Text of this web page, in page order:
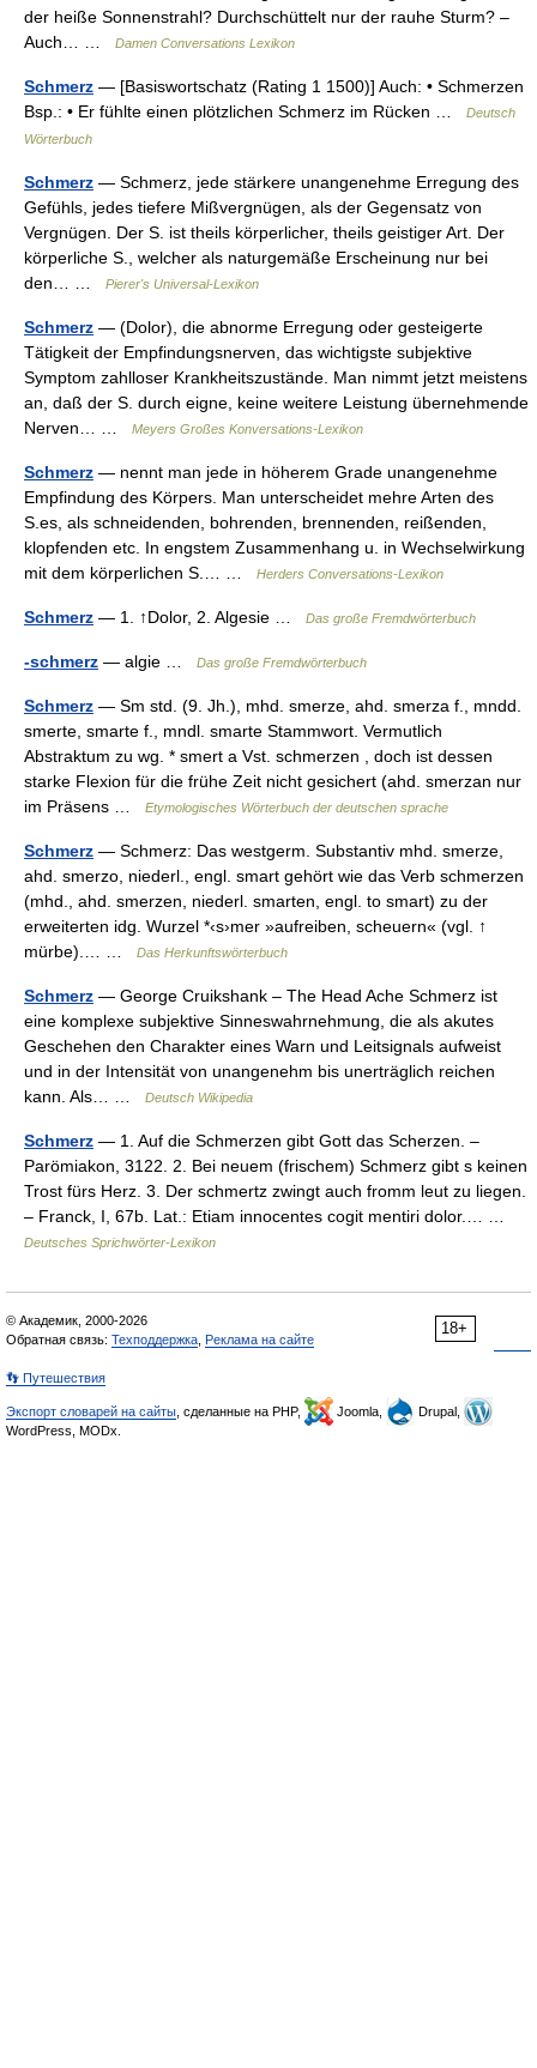
der heiße Sonnenstrahl? Durchschüttelt nur der rauhe Sturm? –
Auch… …
Damen Conversations Lexikon
Schmerz — [Basiswortschatz (Rating 1 1500)] Auch: • Schmerzen
Bsp.: • Er fühlte einen plötzlichen Schmerz im Rücken …
Deutsch
Wörterbuch
Schmerz — Schmerz, jede stärkere unangenehme Erregung des
Gefühls, jedes tiefere Mißvergnügen, als der Gegensatz von
Vergnügen. Der S. ist theils körperlicher, theils geistiger Art. Der
körperliche S., welcher als naturgemäße Erscheinung nur bei
den… …
Pierer's Universal-Lexikon
Schmerz — (Dolor), die abnorme Erregung oder gesteigerte
Tätigkeit der Empfindungsnerven, das wichtigste subjektive
Symptom zahlloser Krankheitszustände. Man nimmt jetzt meistens
an, daß der S. durch eigne, keine weitere Leistung übernehmende
Nerven… …
Meyers Großes Konversations-Lexikon
Schmerz — nennt man jede in höherem Grade unangenehme
Empfindung des Körpers. Man unterscheidet mehre Arten des
S.es, als schneidenden, bohrenden, brennenden, reißenden,
klopfenden etc. In engstem Zusammenhang u. in Wechselwirkung
mit dem körperlichen S.… …
Herders Conversations-Lexikon
Schmerz — 1. ↑Dolor, 2. Algesie … Das große Fremdwörterbuch
-schmerz — algie … Das große Fremdwörterbuch
Schmerz — Sm std. (9. Jh.), mhd. smerze, ahd. smerza f., mndd.
smerte, smarte f., mndl. smarte Stammwort. Vermutlich
Abstraktum zu wg. * smert a Vst. schmerzen , doch ist dessen
starke Flexion für die frühe Zeit nicht gesichert (ahd. smerzan nur
im Präsens …
Etymologisches Wörterbuch der deutschen sprache
Schmerz — Schmerz: Das westgerm. Substantiv mhd. smerze,
ahd. smerzo, niederl., engl. smart gehört wie das Verb schmerzen
(mhd., ahd. smerzen, niederl. smarten, engl. to smart) zu der
erweiterten idg. Wurzel *‹s›mer »aufreiben, scheuern« (vgl. ↑
mürbe).… …
Das Herkunftswörterbuch
Schmerz — George Cruikshank – The Head Ache Schmerz ist
eine komplexe subjektive Sinneswahrnehmung, die als akutes
Geschehen den Charakter eines Warn und Leitsignals aufweist
und in der Intensität von unangenehm bis unerträglich reichen
kann. Als… …
Deutsch Wikipedia
Schmerz — 1. Auf die Schmerzen gibt Gott das Scherzen. –
Parömiakon, 3122. 2. Bei neuem (frischem) Schmerz gibt s keinen
Trost fürs Herz. 3. Der schmertz zwingt auch fromm leut zu liegen.
– Franck, I, 67b. Lat.: Etiam innocentes cogit mentiri dolor.… …
Deutsches Sprichwörter-Lexikon
18+
© Академик, 2000-2026
Обратная связь: Техподдержка Реклама на сайте
👣 Путешествия
Экспорт словарей на сайты , сделанные на PHP, Joomla,
Drupal,
WordPress, MODx.